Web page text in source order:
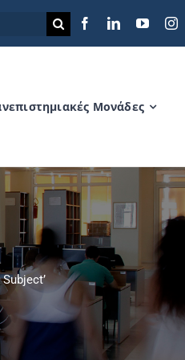
Μονάδες